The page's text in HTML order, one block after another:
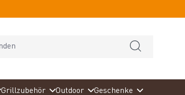
Grillzubehör Outdoor Geschenke